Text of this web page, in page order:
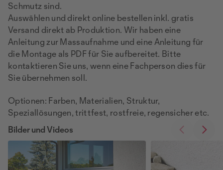
Schmutz sind.
Auswählen und direkt online bestellen inkl. gratis
Versand direkt ab Produktion. Wir haben eine
Anleitung zur Massaufnahme und eine Anleitung für
die Montage als PDF für Sie aufbereitet. Bitte
kontaktieren Sie uns, wenn eine Fachperson dies für
Sie übernehmen soll.
Optionen: Farben, Materialien, Struktur,
Speziallösungen, trittfest, rostfreie, regensicher etc.
Bilder und Videos